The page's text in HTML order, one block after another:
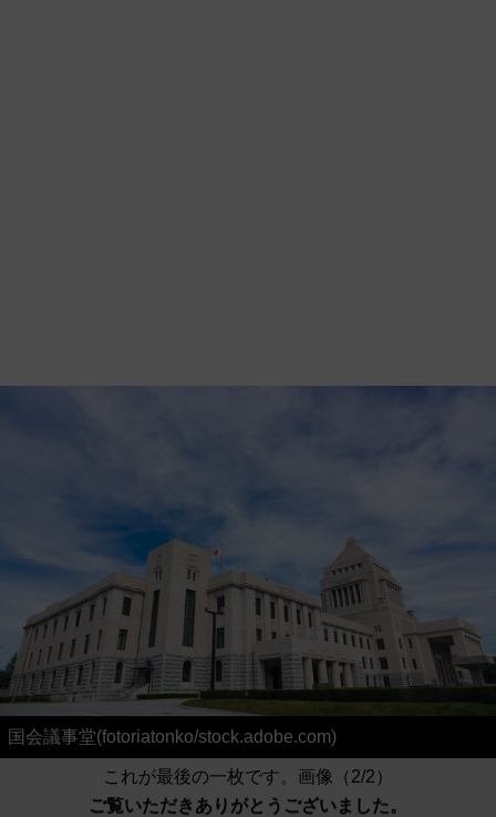
国会議事堂(fotoriatonko/stock.adobe.com)
これが最後の一枚です。画像（2/2）
ご覧いただきありがとうございました。